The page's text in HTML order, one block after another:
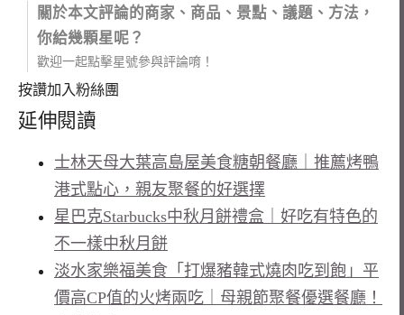
關於本文評論的商家、商品、景點、議題、方法，
你給幾顆星呢？
歡迎一起點擊星號參與評論唷！
按讚加入粉絲團
延伸閱讀
士林天母大葉高島屋美食糖朝餐廳｜推薦烤鴨
港式點心，親友聚餐的好選擇
星巴克Starbucks中秋月餅禮盒｜好吃有特色的
不一樣中秋月餅
淡水家樂福美食「打爆豬韓式燒肉吃到飽」平
價高CP值的火烤兩吃｜母親節聚餐優選餐廳！